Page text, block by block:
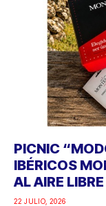
PICNIC
IBÉRICOS
AL AIRE LIBRE
22 JULIO, 2026